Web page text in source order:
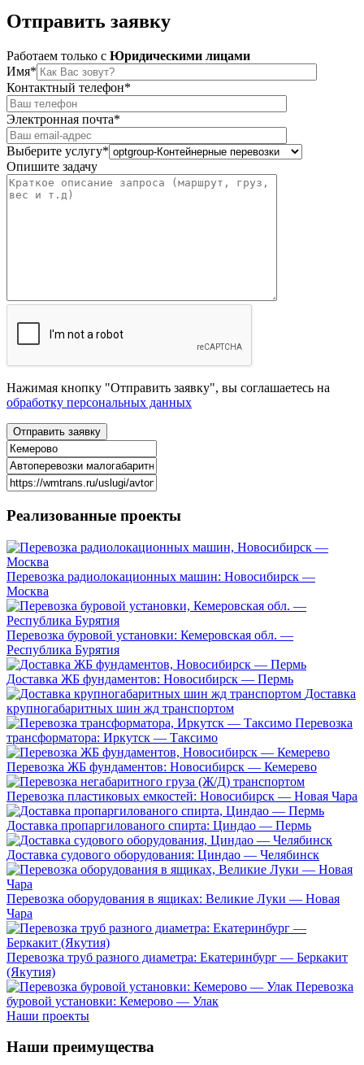
Отправить заявку
Работаем только c Юридическими лицами
Имя*
Контактный телефон*
Электронная почта*
Выберите услугу*
Опишите задачу
Нажимая кнопку "Отправить заявку", вы соглашаетесь на
обработку персональных данных
Реализованные проекты
Перевозка радиолокационных машин: Новосибирск —
Москва
Перевозка буровой установки: Кемеровская обл. —
Республика Бурятия
Доставка ЖБ фундаментов: Новосибирск — Пермь
Доставка
крупногабаритных шин жд транспортом
Перевозка
трансформатора: Иркутск — Таксимо
Перевозка ЖБ фундаментов: Новосибирск — Кемерево
Перевозка пластиковых емкостей: Новосибирск — Новая Чара
Доставка пропаргилованого спирта: Циндао — Пермь
Доставка судового оборудования: Циндао — Челябинск
Перевозка оборудования в ящиках: Великие Луки — Новая
Чара
Перевозка труб разного диаметра: Екатеринбург — Беркакит
(Якутия)
Перевозка
буровой установки: Кемерово — Улак
Наши проекты
Наши преимущества